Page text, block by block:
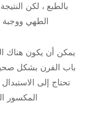
بالطبع ، لكن
الطهي
يمكن أن يكون هناك
باب الفرن بشكل
تحتاج إلى
المكسور